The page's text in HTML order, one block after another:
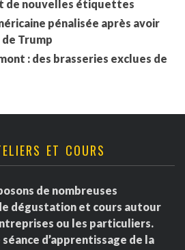
de nouvelles étiquettes
pénalisée après avoir
Trump
: des brasseries exclues de
ET COURS
de nombreuses
dégustation et cours autour
ou les particuliers.
séance d’apprentissage de la